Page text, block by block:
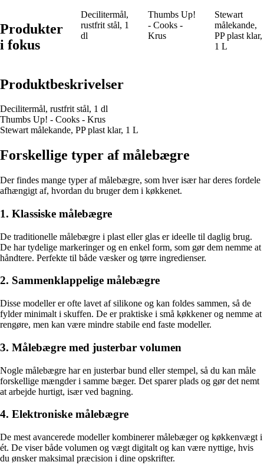
Produkter
i fokus
Decilitermål,
rustfrit stål, 1
dl
Thumbs Up!
- Cooks -
Krus
Stewart
målekande,
PP plast klar,
1 L
Produktbeskrivelser
Decilitermål, rustfrit stål, 1 dl
Thumbs Up! - Cooks - Krus
Stewart målekande, PP plast klar, 1 L
Forskellige typer af målebægre
Der findes mange typer af målebægre, som hver især har deres fordele
afhængigt af, hvordan du bruger dem i køkkenet.
1. Klassiske målebægre
De traditionelle målebægre i plast eller glas er ideelle til daglig brug.
De har tydelige markeringer og en enkel form, som gør dem nemme at
håndtere. Perfekte til både væsker og tørre ingredienser.
2. Sammenklappelige målebægre
Disse modeller er ofte lavet af silikone og kan foldes sammen, så de
fylder minimalt i skuffen. De er praktiske i små køkkener og nemme at
rengøre, men kan være mindre stabile end faste modeller.
3. Målebægre med justerbar volumen
Nogle målebægre har en justerbar bund eller stempel, så du kan måle
forskellige mængder i samme bæger. Det sparer plads og gør det nemt
at arbejde hurtigt, især ved bagning.
4. Elektroniske målebægre
De mest avancerede modeller kombinerer målebæger og køkkenvægt i
ét. De viser både volumen og vægt digitalt og kan være nyttige, hvis
du ønsker maksimal præcision i dine opskrifter.